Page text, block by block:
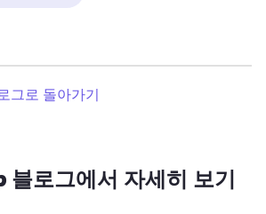
그로 돌아가기
로그에서 자세히 보기